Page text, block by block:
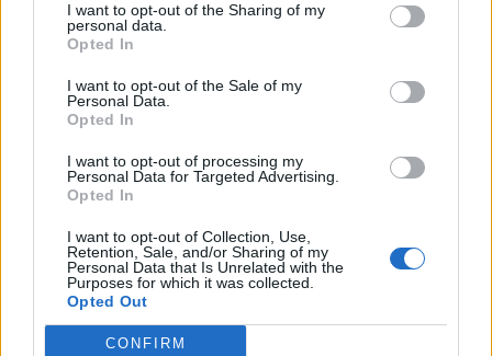
I want to opt-out of the Sharing of my
personal data.
Opted In
I want to opt-out of the Sale of my
Personal Data.
Opted In
I want to opt-out of processing my
Personal Data for Targeted Advertising.
Opted In
I want to opt-out of Collection, Use,
Retention, Sale, and/or Sharing of my
Personal Data that Is Unrelated with the
Purposes for which it was collected.
Opted Out
CONFIRM
FOTÓ: OLTI ANGYALKA